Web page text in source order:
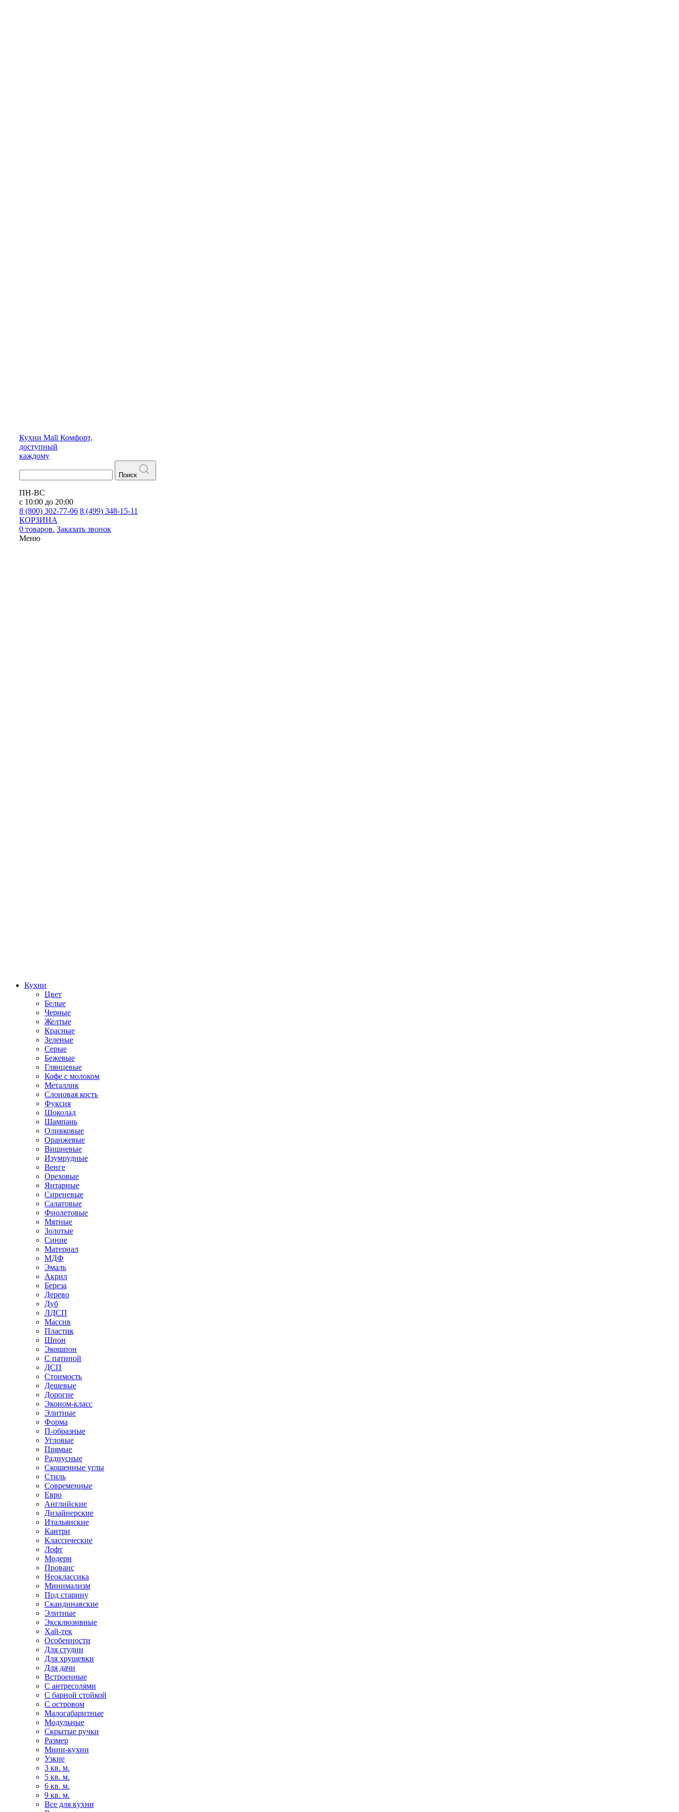
Кухни Mall Комфорт,
доступный
каждому
Поиск
ПН-ВС
с 10:00 до 20:00
8 (800) 302-77-06 8 (499) 348-15-11
КОРЗИНА
0 товаров. Заказать звонок
Меню
Кухни
Цвет
Белые
Черные
Желтые
Красные
Зеленые
Серые
Бежевые
Глянцевые
Кофе с молоком
Металлик
Слоновая кость
Фуксия
Шоколад
Шампань
Оливковые
Оранжевые
Вишневые
Изумрудные
Венге
Ореховые
Янтарные
Сиреневые
Салатовые
Фиолетовые
Мятные
Золотые
Синие
Материал
МДФ
Эмаль
Акрил
Береза
Дерево
Дуб
ЛДСП
Массив
Пластик
Шпон
Экошпон
С патиной
ДСП
Стоимость
Дешевые
Дорогие
Эконом-класс
Элитные
Форма
П-образные
Угловые
Прямые
Радиусные
Скошенные углы
Стиль
Современные
Евро
Английские
Дизайнерские
Итальянские
Кантри
Классические
Лофт
Модерн
Прованс
Неоклассика
Минимализм
Под старину
Скандинавские
Элитные
Эксклюзивные
Хай-тек
Особенности
Для студии
Для хрущевки
Для дачи
Встроенные
С антресолями
С барной стойкой
С островом
Малогабаритные
Модульные
Скрытые ручки
Размер
Мини-кухни
Узкие
3 кв. м.
5 кв. м.
6 кв. м.
9 кв. м.
Все для кухни